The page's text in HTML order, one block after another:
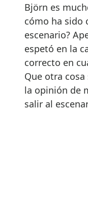
Björn es
cómo ha sido
escenario?
espetó en la
correcto en
Que otra cosa
la opinión de
salir al